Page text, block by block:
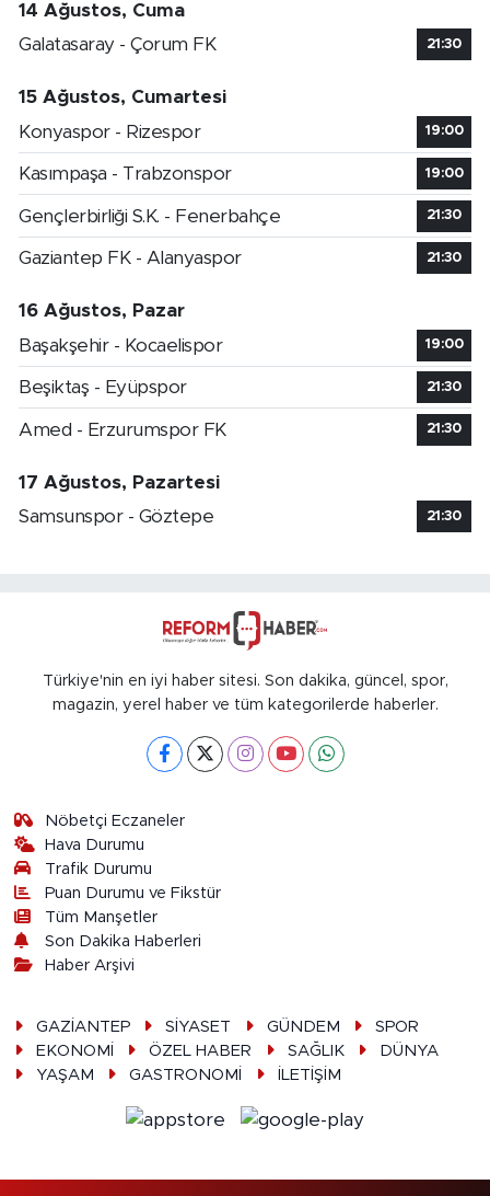
14 Ağustos, Cuma
Galatasaray - Çorum FK
21:30
15 Ağustos, Cumartesi
Konyaspor - Rizespor
19:00
Kasımpaşa - Trabzonspor 19:00
Gençlerbirliği S.K. - Fenerbahçe 21:30
Gaziantep FK - Alanyaspor 21:30
16 Ağustos, Pazar
Başakşehir - Kocaelispor
19:00
Beşiktaş - Eyüpspor 21:30
Amed - Erzurumspor FK 21:30
17 Ağustos, Pazartesi
Samsunspor - Göztepe
21:30
Türkiye'nin en iyi haber sitesi. Son dakika, güncel, spor,
magazin, yerel haber ve tüm kategorilerde haberler.
Nöbetçi Eczaneler
Hava Durumu
Trafik Durumu
Puan Durumu ve Fikstür
Tüm Manşetler
Son Dakika Haberleri
Haber Arşivi
GAZİANTEP SİYASET GÜNDEM
SPOR
EKONOMİ
ÖZEL HABER SAĞLIK
DÜNYA
YAŞAM
GASTRONOMİ İLETİŞİM